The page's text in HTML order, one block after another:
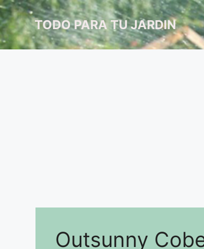
Saltar
al
contenidoTODO PARA TU JARDIN
Outsunny